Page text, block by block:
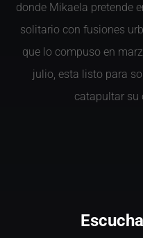
donde Mikaela pretende
solitario con fusiones
que lo compuso en
julio, esta listo para
catapultar su